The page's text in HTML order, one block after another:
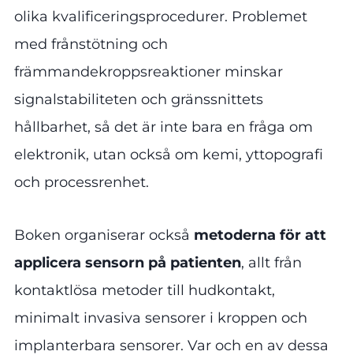
olika kvalificeringsprocedurer. Problemet
med frånstötning och
främmandekroppsreaktioner minskar
signalstabiliteten och gränssnittets
hållbarhet, så det är inte bara en fråga om
elektronik, utan också om kemi, yttopografi
och processrenhet.
Boken organiserar också metoderna för att
applicera sensorn på patienten, allt från
kontaktlösa metoder till hudkontakt,
minimalt invasiva sensorer i kroppen och
implanterbara sensorer. Var och en av dessa